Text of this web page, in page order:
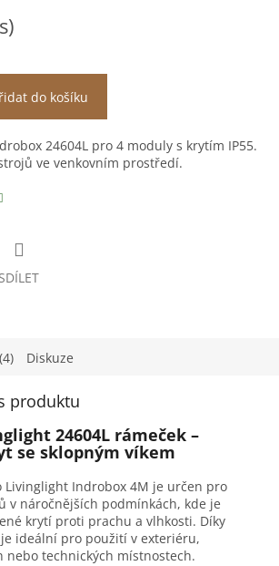
do košíku
24604L pro 4 moduly s krytím IP55.
ve venkovním prostředí.
SDÍLET
Diskuze
produktu
24604L rámeček –
se sklopným víkem
Livinglight Indrobox 4M je určen pro
v náročnějších podmínkách, kde je
krytí proti prachu a vlhkosti. Díky
ideální pro použití v exteriéru,
nebo technických místnostech.